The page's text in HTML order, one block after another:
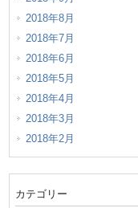
2018年8月
2018年7月
2018年6月
2018年5月
2018年4月
2018年3月
2018年2月
カテゴリー